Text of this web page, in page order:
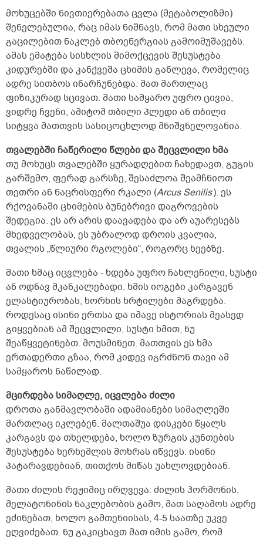
ჩემს შემთხვევაში კარგის ნიშანია თუ არა?
ამდენი ხილის მირთმევა
ჯანმრთელობისთვის სასარგებლოა თუ არა?
მე თავს ძალიან კარგად ვგრძნობ, ძალიან
ენერგიულადაც. თქვენი აზრი მაინტერესებს.
</p>
მოხუცებში ნივთიერებათა ცვლა (მეტაბოლიზმი)
შენელებულია, რაც იმას ნიშნავს, რომ მათი სხეული
გაცილებით ნაკლებ თბოენერგიას გამოიმუშავებს.
ამას ემატება სისხლის მიმოქცევის შესუსტება
კიდურებში და კანქვეშა ცხიმის განლევა, რომელიც
ადრე სითბოს ინარჩუნებდა. მათ მართლაც
ფიზიკურად სცივათ. მათი სამყარო უფრო ცივია,
ვიდრე ჩვენი, ამიტომ თბილი პლედი ან თბილი
სიტყვა მათთვის სასიცოცხლოდ მნიშვნელოვანია.
თვალებში ჩაწერილი წლები და შეცვლილი ხმა
თუ მოხუცს თვალებში ყურადღებით ჩახედავთ, გუგის
გარშემო, ფერად გარსზე, შესაძლოა შეამჩნიოთ
თეთრი ან ნაცრისფერი რკალი (Arcus Senilis). ეს
რქოვანაში ცხიმების ბუნებრივი დაგროვების
შედეგია. ეს არ არის დაავადება და არ აუარესებს
მხედველობას, ეს უბრალოდ დროის კვალია,
თვალის „წლიური რგოლები“, როგორც ხეებზე.
მათი ხმაც იცვლება - ხდება უფრო ჩახლეჩილი, სუსტი
ან ოდნავ მკანკალებადი. ხმის იოგები კარგავენ
ელასტიურობას, ხორხის ხრტილები მაგრდება.
როდესაც ისინი ერთსა და იმავე ისტორიას მეასედ
გიყვებიან ამ შეცვლილი, სუსტი ხმით, ნუ
შეაწყვეტინებთ. მოუსმინეთ. მათთვის ეს ხმა
ერთადერთი გზაა, რომ კიდევ იგრძნონ თავი ამ
სამყაროს ნაწილად.
მცირდება სიმაღლე, იცვლება ძილი
დროთა განმავლობაში ადამიანები სიმაღლეში
მართლაც იკლებენ. მალთაშუა დისკები წყალს
კარგავს და თხელდება, ხოლო ზურგის კუნთების
შესუსტება ხერხემლის მოხრას იწვევს. ისინი
პატარავდებიან, თითქოს მიწას უახლოვდებიან.
მათი ძილის რეჟიმიც ირღვევა: ძილის ჰორმონის,
მელატონინის ნაკლებობის გამო, მათ საღამოს ადრე
ეძინებათ, ხოლო გამთენიისას, 4-5 საათზე უკვე
ეღვიძებათ. ნუ გაკიცხავთ მათ იმის გამო, რომ